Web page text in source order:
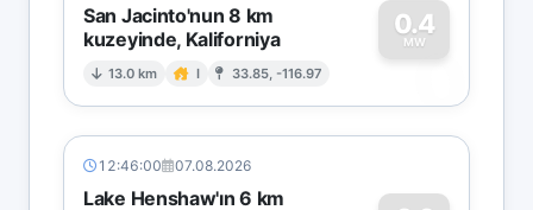
San Jacinto'nun 8 km
kuzeyinde, Kaliforniya
13.0 km I 33.85, -116.97
0.4
MW
0
12:46:00 07.08.2026
Lake Henshaw'ın 6 km